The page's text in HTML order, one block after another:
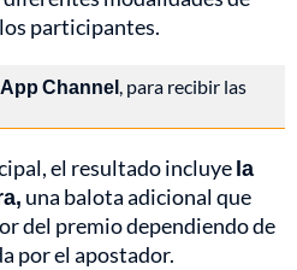
participantes.
Channel, para recibir las
el resultado incluyela
una balota adicional que
del premio dependiendo de
por el apostador.